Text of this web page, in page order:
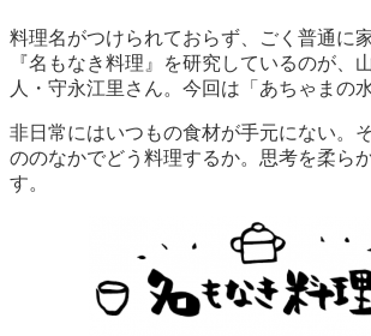
料理名がつけられておらず、ごく普通に
『名もなき料理』を研究しているのが、
人・守永江里さん。今回は「あちゃまの
非日常にはいつもの食材が手元にない。
ののなかでどう料理するか。思考を柔ら
す。